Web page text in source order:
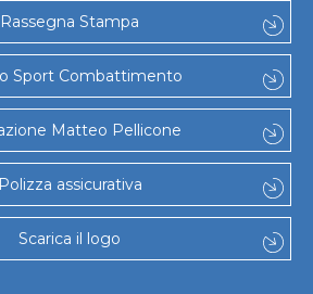
Albi Federali
Arbitri
Lotta
La disciplina
News
Gare e Risultati
Didattica
Albi Federali
Karate
La disciplina
News
Gare e Risultati
Rassegna Stampa
Sport Combattimento
Matteo Pellicone
Polizza assicurativa
Scarica il logo